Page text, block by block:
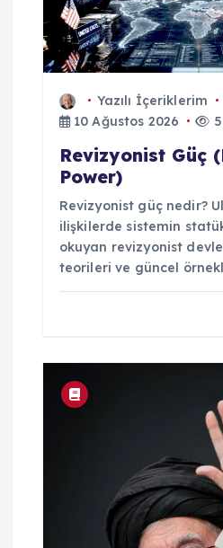
Yazılı İçeriklerim
10 Ağustos 2026
Revizyonist Güç
Power)
Revizyonist güç nedir?
ilişkilerde sistemin
okuyan revizyonist
teorileri ve güncel